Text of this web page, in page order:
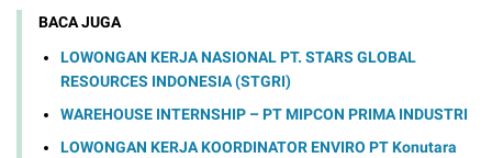
BACA JUGA
LOWONGAN KERJA NASIONAL PT. STARS GLOBAL
RESOURCES INDONESIA (STGRI)
WAREHOUSE INTERNSHIP – PT MIPCON PRIMA INDUSTRI
LOWONGAN KERJA KOORDINATOR ENVIRO PT Konutara